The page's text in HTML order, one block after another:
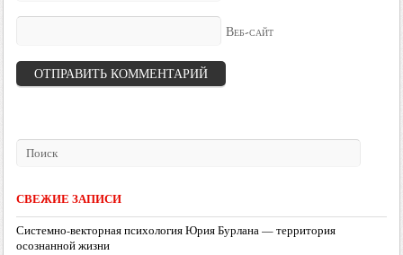
Веб-сайт
СВЕЖИЕ ЗАПИСИ
Системно-векторная психология Юрия Бурлана — территория
осознанной жизни